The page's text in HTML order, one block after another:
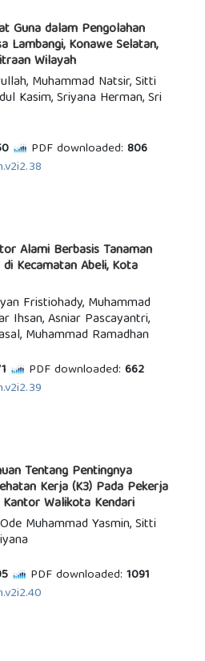
Guna dalam Pengolahan
Lambangi, Konawe Selatan,
Wilayah
Muhammad Natsir, Sitti
Kasim, Sriyana Herman, Sri
PDF downloaded: 806
Alami Berbasis Tanaman
Kecamatan Abeli, Kota
Fristiohady, Muhammad
Ihsan, Asniar Pascayantri,
Muhammad Ramadhan
PDF downloaded: 662
Tentang Pentingnya
Kerja (K3) Pada Pekerja
Walikota Kendari
Muhammad Yasmin, Sitti
PDF downloaded: 1091